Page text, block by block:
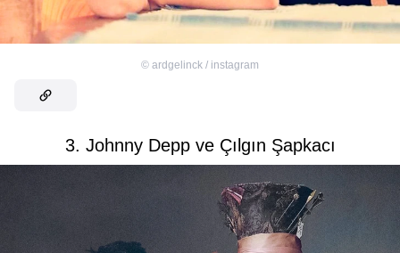
© ardgelinck / instagram
3. Johnny Depp ve Çılgın Şapkacı